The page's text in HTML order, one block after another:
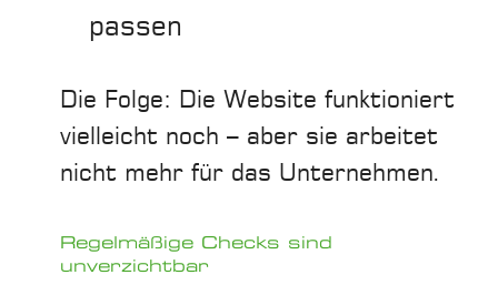
passen
Die Folge: Die Website funktioniert
vielleicht noch – aber sie arbeitet
nicht mehr für das Unternehmen.
Regelmäßige Checks sind
unverzichtbar